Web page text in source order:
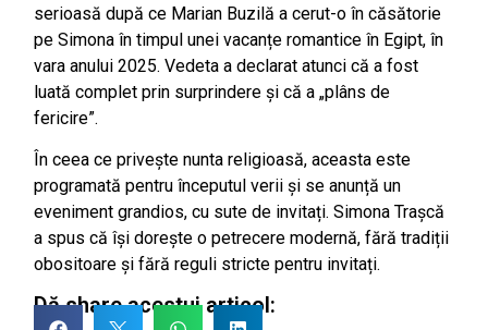
serioasă după ce Marian Buzilă a cerut-o în căsătorie
pe Simona în timpul unei vacanțe romantice în Egipt, în
vara anului 2025. Vedeta a declarat atunci că a fost
luată complet prin surprindere și că a „plâns de
fericire”.
În ceea ce privește nunta religioasă, aceasta este
programată pentru începutul verii și se anunță un
eveniment grandios, cu sute de invitați. Simona Trașcă
a spus că își dorește o petrecere modernă, fără tradiții
obositoare și fără reguli stricte pentru invitați.
Dă share acestui articol: